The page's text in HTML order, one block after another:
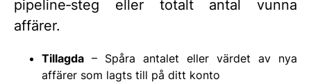
pipeline‑steg eller totalt antal vunna
affärer.
Tillagda – Spåra antalet eller värdet av nya
affärer som lagts till på ditt konto